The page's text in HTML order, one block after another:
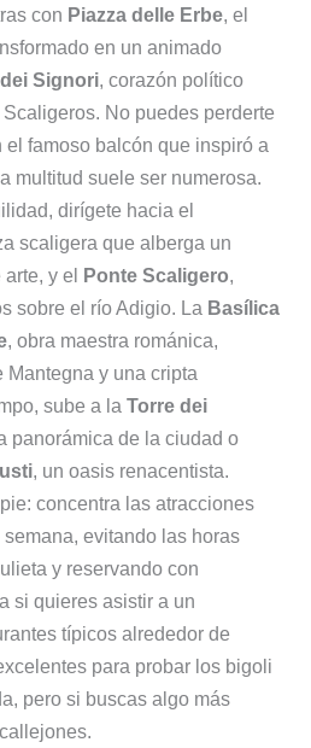
con Piazza delle Erbe, el
en un animado
dei Signori, corazón político
No puedes perderte
el famoso balcón que inspiró a
multitud suele ser numerosa.
dirígete hacia el
scaligera que alberga un
y el
Ponte Scaligero,
sobre el río Adigio. La Basílica
, obra maestra románica,
y una cripta
sube a la Torre dei
panorámica de la ciudad o
, un oasis renacentista.
concentra las atracciones
evitando las horas
y reservando con
si quieres asistir a un
típicos alrededor de
para probar los bigoli
pero si buscas algo más